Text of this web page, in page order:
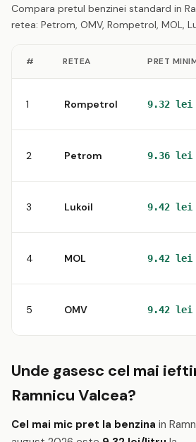
Compara pretul benzinei standard in
retea: Petrom, OMV, Rompetrol, MOL,
# RETEA PRET
1 Rompetrol 9.32 lei
2 Petrom 9.36 lei
3 Lukoil 9.42 lei
4 MOL 9.42 lei
5 OMV 9.42 lei
Unde gasesc cel mai
Ramnicu Valcea?
Cel mai mic pret la benzina in